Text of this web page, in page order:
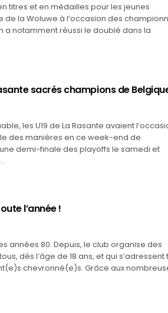
titres et en médailles pour les jeunes
de la Woluwe à l’occasion des
a notamment réussi le doublé dans la
sacrés champions de
les U19 de La Rasante avaient
des manières en ce week-end de
demi-finale des playoffs le samedi et
l’année !
années 80. Depuis, le club organise des
dès l’âge de 18 ans, et qui s’adressent
chevronné(e)s. Grâce aux